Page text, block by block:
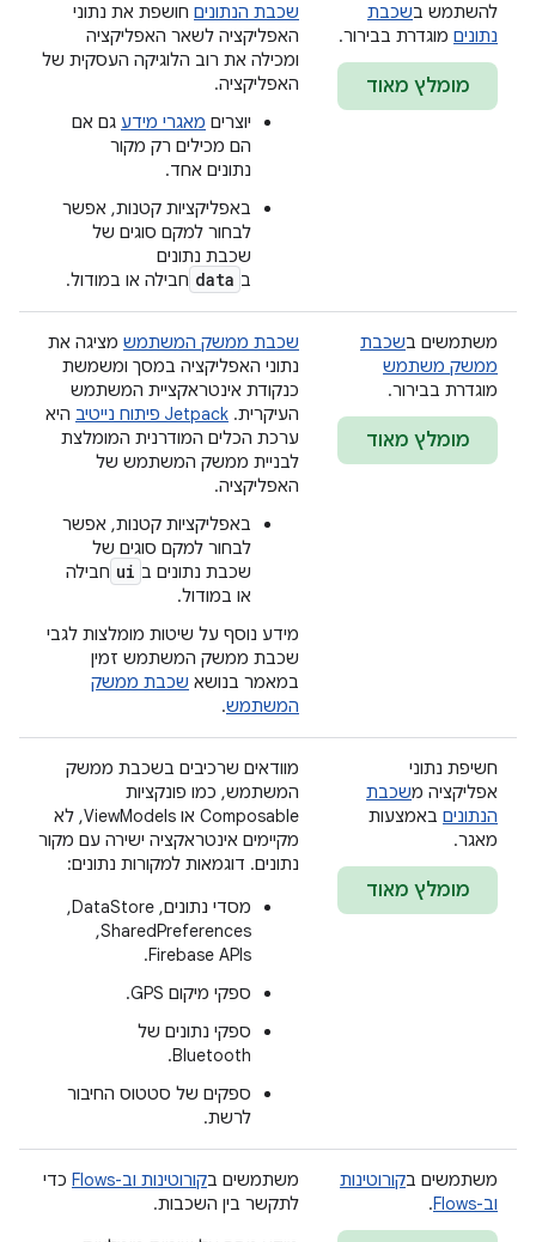
להשתמש בשכבת
נתונים מוגדרת בבירור.
מומלץ מאוד
שכבת הנתונים חושפת את נתוני
האפליקציה לשאר האפליקציה
ומכילה את רוב הלוגיקה העסקית של
האפליקציה.
יוצרים מאגרי מידע גם אם
הם מכילים רק מקור
נתונים אחד.
באפליקציות קטנות, אפשר
לבחור למקם סוגים של
שכבת נתונים
ב data חבילה או במודול.
משתמשים בשכבת
ממשק משתמש
מוגדרת בבירור.
מומלץ מאוד
שכבת ממשק המשתמש מציגה את
נתוני האפליקציה במסך ומשמשת
כנקודת אינטראקציית המשתמש
העיקרית. ‫ Jetpack פיתוח נייטיב
היא
ערכת הכלים המודרנית המומלצת
לבניית ממשק המשתמש של
האפליקציה.
באפליקציות קטנות, אפשר
לבחור למקם סוגים של
שכבת נתונים ב ui חבילה
או במודול.
מידע נוסף על שיטות מומלצות לגבי
שכבת ממשק המשתמש זמין
במאמר בנושא שכבת ממשק
המשתמש.
חשיפת נתוני
אפליקציה משכבת
הנתונים באמצעות
מאגר.
מומלץ מאוד
מוודאים שרכיבים בשכבת ממשק
המשתמש, כמו פונקציות
Composable או ViewModels, לא
מקיימים אינטראקציה ישירה עם מקור
נתונים. דוגמאות למקורות נתונים:
מסדי נתונים, DataStore, ‏
SharedPreferences, ‏
Firebase APIs.
ספקי מיקום GPS.
ספקי נתונים של
Bluetooth.
ספקים של סטטוס החיבור
לרשת.
משתמשים בקורוטינות
וב-Flows
.
משתמשים בקורוטינות וב-Flows
כדי
לתקשר בין השכבות.